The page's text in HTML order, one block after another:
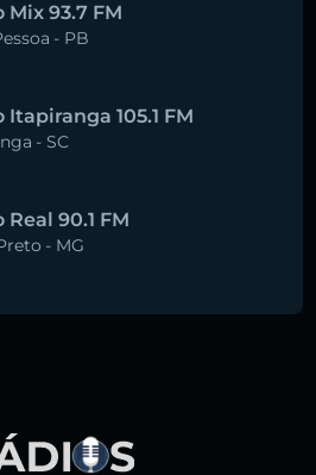
Mix 93.7 FM
- PB
Itapiranga 105.1 FM
- SC
Real 90.1 FM
- MG